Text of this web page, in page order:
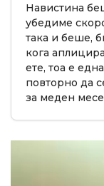
Навистина
убедиме
така и беше,
кога
ете, тоа е
повторно да
за меден